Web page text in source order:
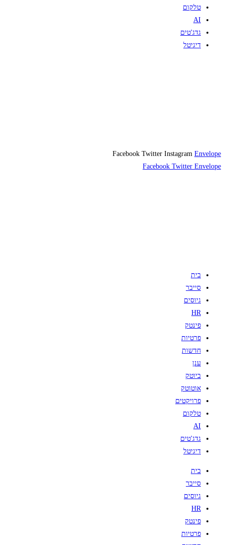
טלקום
AI
גדג'טים
דיגיטל
Facebook Twitter Instagram Envelope
Facebook Twitter Envelope
בית
סייבר
גיוסים
HR
פינטק
פרטיות
חדשות
ענן
ביוטק
אוטוטק
פרויקטים
טלקום
AI
גדג'טים
דיגיטל
בית
סייבר
גיוסים
HR
פינטק
פרטיות